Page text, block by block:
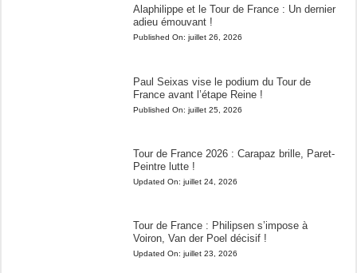
Alaphilippe et le Tour de France : Un dernier
adieu émouvant !
Published On: juillet 26, 2026
Paul Seixas vise le podium du Tour de
France avant l’étape Reine !
Published On: juillet 25, 2026
Tour de France 2026 : Carapaz brille, Paret-
Peintre lutte !
Updated On: juillet 24, 2026
Tour de France : Philipsen s’impose à
Voiron, Van der Poel décisif !
Updated On: juillet 23, 2026